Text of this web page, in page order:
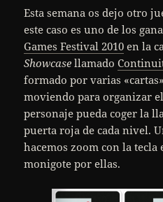
Esta semana os dejo otro
este caso es uno de los
Games Festival 2010 en la
Showcase llamado
formado por varias
moviendo para organizar
personaje pueda coger la
puerta roja de cada nivel.
hacemos zoom con la tecla
monigote por ellas.